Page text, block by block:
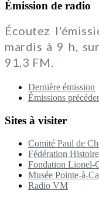
Émission de radio
Écoutez
mardis à 9 h,
91,3 FM.
Dernière émission
Émissions
Sites à visiter
Comité Paul de
Fédération
Fondation Lionel-
Musée Pointe-à-
Radio VM